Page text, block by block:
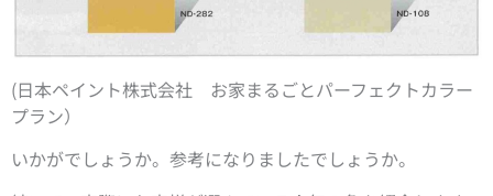
(日本ペイント株式会社 お家まるごとパーフェクトカラー
プラン）
いかがでしょうか。参考になりましたでしょうか。